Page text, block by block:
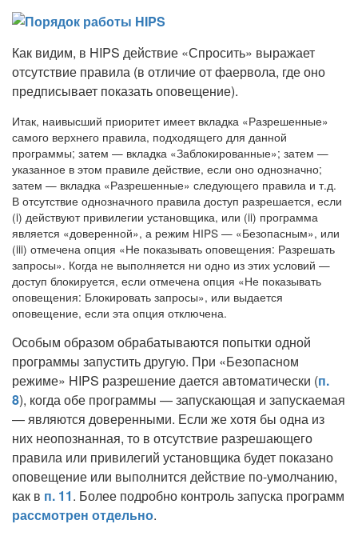
Как видим, в HIPS действие «Спросить» выражает
отсутствие правила (в отличие от фаервола, где оно
предписывает показать оповещение).
Итак, наивысший приоритет имеет вкладка «Разрешенные»
самого верхнего правила, подходящего для данной
программы; затем — вкладка «Заблокированные»; затем —
указанное в этом правиле действие, если оно однозначно;
затем — вкладка «Разрешенные» следующего правила и т.д.
В отсутствие однозначного правила доступ разрешается, если
(i) действуют привилегии установщика, или (ii) программа
является «доверенной», а режим HIPS — «Безопасным», или
(iii) отмечена опция «Не показывать оповещения: Разрешать
запросы». Когда не выполняется ни одно из этих условий —
доступ блокируется, если отмечена опция «Не показывать
оповещения: Блокировать запросы», или выдается
оповещение, если эта опция отключена.
Особым образом обрабатываются попытки одной
программы запустить другую. При «Безопасном
режиме» HIPS разрешение дается автоматически (п.
8), когда обе программы — запускающая и запускаемая
— являются доверенными. Если же хотя бы одна из
них неопознанная, то в отсутствие разрешающего
правила или привилегий установщика будет показано
оповещение или выполнится действие по-умолчанию,
как в п. 11. Более подробно контроль запуска программ
рассмотрен отдельно.